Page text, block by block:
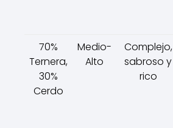
70%
Ternera,
30%
Cerdo
Medio-
Alto
Complejo,
sabroso y
rico